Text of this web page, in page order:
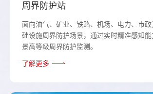
周界防护站
面向油气、矿业、铁路、机场、电力、市
础设施周界防护场景，通过实时精准感知
景高等级周界防护监测。
了解更多